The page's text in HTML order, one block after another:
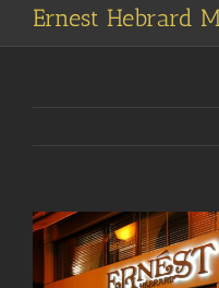
Ernest Hebrard
View
Larger
Image